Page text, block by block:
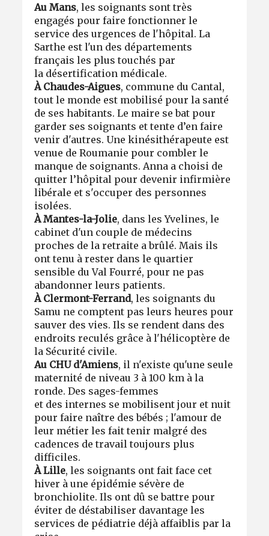
Au Mans, les soignants sont très
engagés pour faire fonctionner le
service des urgences de l'hôpital. La
Sarthe est l'un des départements
français les plus touchés par
la désertification médicale.
À Chaudes-Aigues, commune du Cantal,
tout le monde est mobilisé pour la santé
de ses habitants. Le maire se bat pour
garder ses soignants et tente d’en faire
venir d'autres. Une kinésithérapeute est
venue de Roumanie pour combler le
manque de soignants. Anna a choisi de
quitter l’hôpital pour devenir infirmière
libérale et s'occuper des personnes
isolées.
À Mantes-la-Jolie, dans les Yvelines, le
cabinet d'un couple de médecins
proches de la retraite a brûlé. Mais ils
ont tenu à rester dans le quartier
sensible du Val Fourré, pour ne pas
abandonner leurs patients.
À Clermont-Ferrand, les soignants du
Samu ne comptent pas leurs heures pour
sauver des vies. Ils se rendent dans des
endroits reculés grâce à l'hélicoptère de
la Sécurité civile.
Au CHU d'Amiens, il n'existe qu'une seule
maternité de niveau 3 à 100 km à la
ronde. Des sages-femmes
et des internes se mobilisent jour et nuit
pour faire naître des bébés ; l'amour de
leur métier les fait tenir malgré des
cadences de travail toujours plus
difficiles.
À Lille, les soignants ont fait face cet
hiver à une épidémie sévère de
bronchiolite. Ils ont dû se battre pour
éviter de déstabiliser davantage les
services de pédiatrie déjà affaiblis par la